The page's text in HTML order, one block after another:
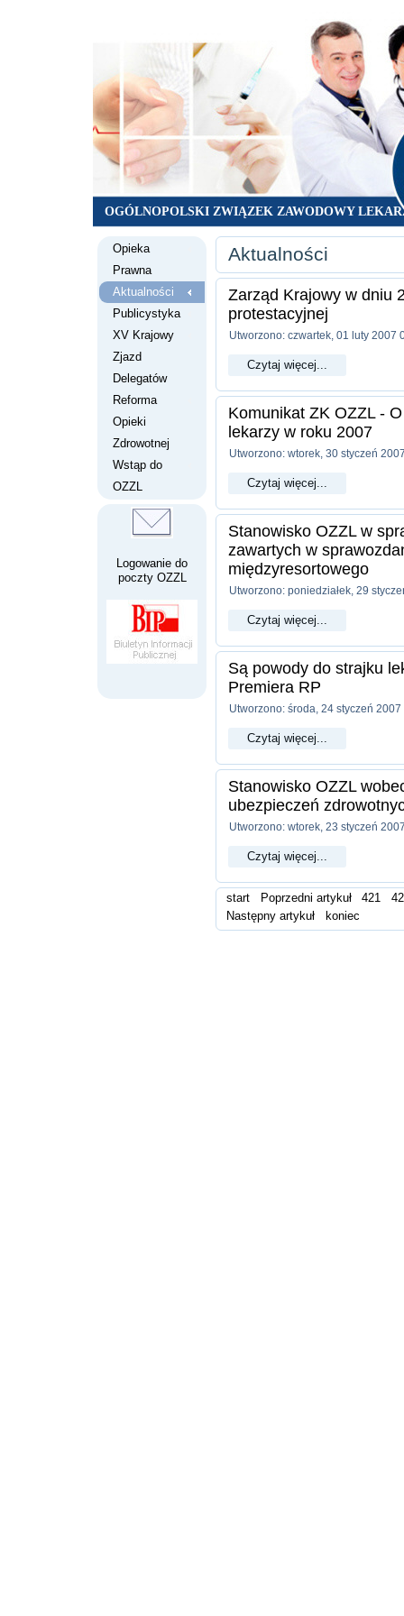
OGÓLNOPOLSKI ZWIĄZEK ZAWODOWY
Opieka
Prawna
Aktualności
Publicystyka
XV Krajowy
Zjazd
Delegatów
Reforma
Opieki
Zdrowotnej
Wstąp do
OZZL
Logowanie do
poczty OZZL
Aktualności
Zarząd Krajowy w dniu
protestacyjnej
Utworzono: czwartek, 01 luty 2007
Czytaj więcej...
Komunikat ZK OZZL -
lekarzy w roku 2007
Utworzono: wtorek, 30 styczeń
Czytaj więcej...
Stanowisko OZZL w
zawartych w
międzyresortowego
Utworzono: poniedziałek, 29
Czytaj więcej...
Są powody do strajku
Premiera RP
Utworzono: środa, 24 styczeń 2007
Czytaj więcej...
Stanowisko OZZL
ubezpieczeń
Utworzono: wtorek, 23 styczeń
Czytaj więcej...
start Poprzedni artykuł 421
Następny artykuł
koniec